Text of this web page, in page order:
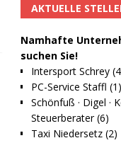
AKTUELLE
Namhafte
suchen Sie!
Intersport Schrey
PC-Service Staffl (1)
Schönfuß · Digel ·
Steuerberater (6)
Taxi Niedersetz (2)